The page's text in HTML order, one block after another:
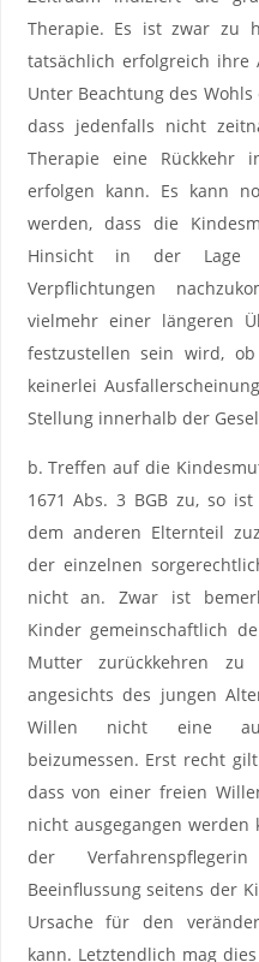
Therapie. Es ist zwar zu
tatsächlich erfolgreich ihre
Unter Beachtung des
dass jedenfalls nicht
Therapie eine Rückkehr
erfolgen kann. Es kann
werden, dass die
Hinsicht in der Lage
Verpflichtungen
vielmehr einer längeren
festzustellen sein wird,
keinerlei
Stellung innerhalb der
b. Treffen auf die
1671 Abs. 3 BGB zu, so
dem anderen Elternteil
der einzelnen
nicht an. Zwar ist
Kinder gemeinschaftlich
Mutter zurückkehren zu
angesichts des jungen
Willen nicht eine
beizumessen. Erst recht
dass von einer freien
nicht ausgegangen werden
der
Beeinflussung seitens der
Ursache für den
kann. Letztendlich mag